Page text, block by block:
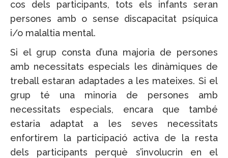
cos dels participants, tots els infants seran
persones amb o sense discapacitat psíquica
i/o malaltia mental.
Si el grup consta d’una majoria de persones
amb necessitats especials les dinàmiques de
treball estaran adaptades a les mateixes. Si el
grup té una minoria de persones amb
necessitats especials, encara que també
estaria adaptat a les seves necessitats
enfortirem la participació activa de la resta
dels participants perquè s’involucrin en el